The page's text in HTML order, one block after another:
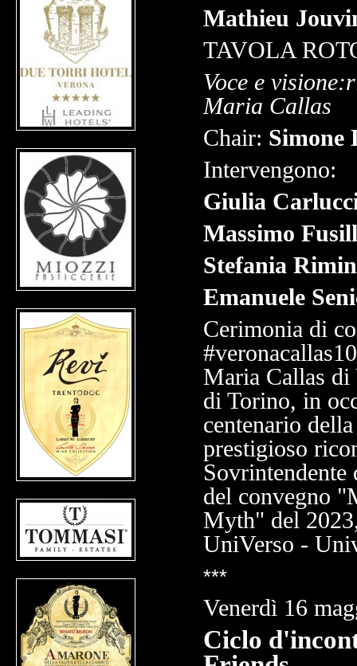
Mathieu
TAVOLA
Voce e
Maria Callas
Chair: Simone
Intervengono:
Giulia
Massimo
Stefania
Emanuele
Cerimonia di
Maria Callas di
di Torino, in
centenario
prestigioso
del convegno
Myth" del
UniVerso -
***
Venerdì 16
Ciclo